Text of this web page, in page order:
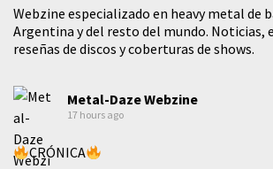
Webzine especializado en heavy metal de
Argentina y del resto del mundo. Noticias,
reseñas de discos y coberturas de shows.
Metal-Daze Webzine
17 hours ago
CRÓNICA